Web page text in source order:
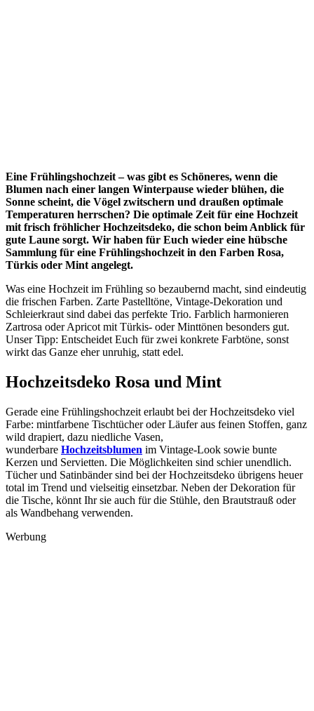
Eine Frühlingshochzeit – was gibt es Schöneres, wenn die
Blumen nach einer langen Winterpause wieder blühen, die
Sonne scheint, die Vögel zwitschern und draußen optimale
Temperaturen herrschen? Die optimale Zeit für eine Hochzeit
mit frisch fröhlicher Hochzeitsdeko, die schon beim Anblick für
gute Laune sorgt. Wir haben für Euch wieder eine hübsche
Sammlung für eine Frühlingshochzeit in den Farben Rosa,
Türkis oder Mint angelegt.
Was eine Hochzeit im Frühling so bezaubernd macht, sind eindeutig
die frischen Farben. Zarte Pastelltöne, Vintage-Dekoration und
Schleierkraut sind dabei das perfekte Trio. Farblich harmonieren
Zartrosa oder Apricot mit Türkis- oder Minttönen besonders gut.
Unser Tipp: Entscheidet Euch für zwei konkrete Farbtöne, sonst
wirkt das Ganze eher unruhig, statt edel.
Hochzeitsdeko Rosa und Mint
Gerade eine Frühlingshochzeit erlaubt bei der Hochzeitsdeko viel
Farbe: mintfarbene Tischtücher oder Läufer aus feinen Stoffen, ganz
wild drapiert, dazu niedliche Vasen,
wunderbare Hochzeitsblumen im Vintage-Look sowie bunte
Kerzen und Servietten. Die Möglichkeiten sind schier unendlich.
Tücher und Satinbänder sind bei der Hochzeitsdeko übrigens heuer
total im Trend und vielseitig einsetzbar. Neben der Dekoration für
die Tische, könnt Ihr sie auch für die Stühle, den Brautstrauß oder
als Wandbehang verwenden.
Werbung